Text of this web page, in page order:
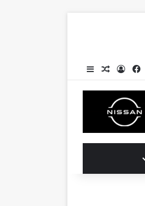
فيسبوكتسجيل الدخول
مقال عشوائي
إضافة عمود جانبي